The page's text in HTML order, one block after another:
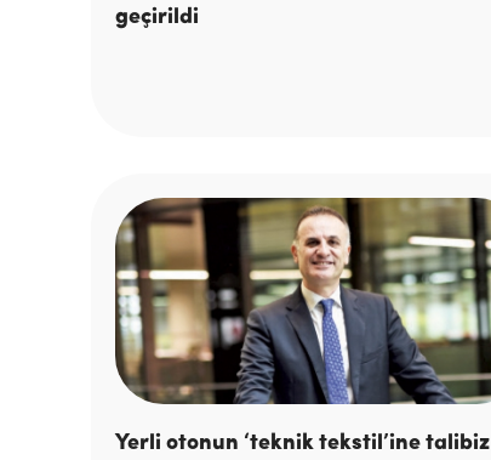
geçirildi
Yerli otonun ‘teknik tekstil’ine talibiz